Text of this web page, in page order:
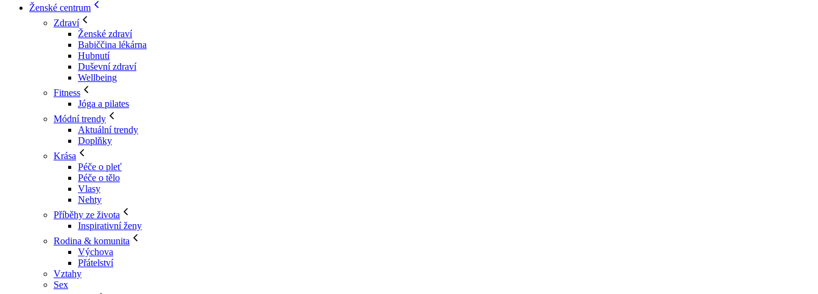
Ženské centrum
Zdraví
Ženské zdraví
Babiččina lékárna
Hubnutí
Duševní zdraví
Wellbeing
Fitness
Jóga a pilates
Módní trendy
Aktuální trendy
Doplňky
Krása
Péče o pleť
Péče o tělo
Vlasy
Nehty
Příběhy ze života
Inspirativní ženy
Rodina & komunita
Výchova
Přátelství
Vztahy
Sex